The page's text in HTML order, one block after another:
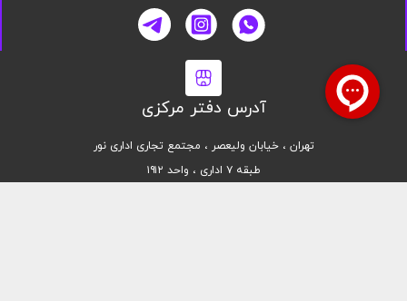
آدرس دفتر مرکزی
تهران ، خیابان ولیعصر ، مجتمع تجاری اداری نور
طبقه ۷ اداری ، واحد ۱۹۱۲